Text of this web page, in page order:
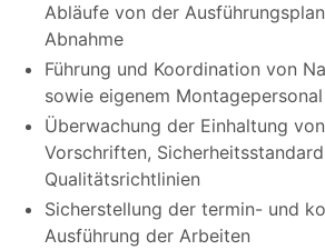
Abläufe von der
Abnahme
Führung und Koordination von
sowie eigenem Montagepersonal
Überwachung der Einhaltung
Vorschriften,
Qualitätsrichtlinien
Sicherstellung der termin- und
Ausführung der Arbeiten